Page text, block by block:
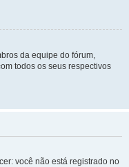
da equipe do fórum,
todos os seus respectivos
você não está registrado no